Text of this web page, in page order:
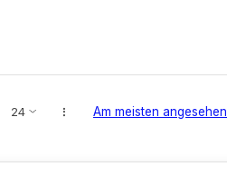
Am meisten angesehen